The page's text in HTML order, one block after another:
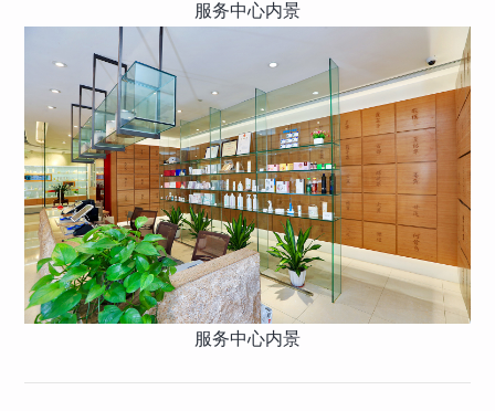
服务中心内景
服务中心内景